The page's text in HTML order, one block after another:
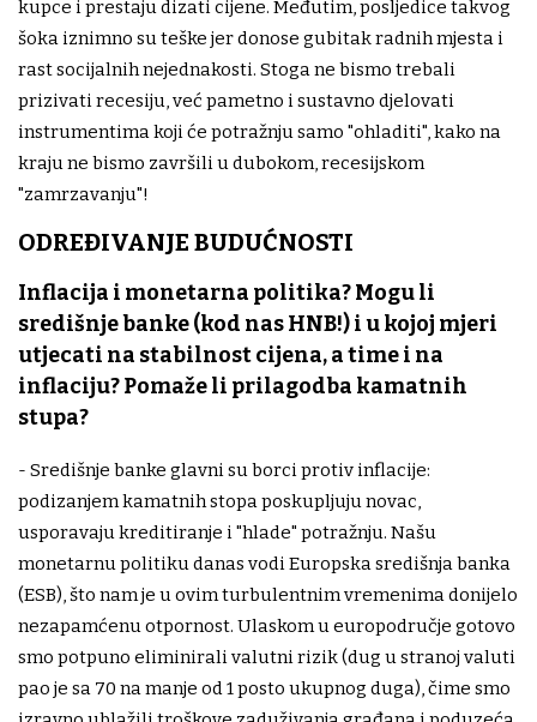
kupce i prestaju dizati cijene. Međutim, posljedice takvog
šoka iznimno su teške jer donose gubitak radnih mjesta i
rast socijalnih nejednakosti. Stoga ne bismo trebali
prizivati recesiju, već pametno i sustavno djelovati
instrumentima koji će potražnju samo "ohladiti", kako na
kraju ne bismo završili u dubokom, recesijskom
"zamrzavanju"!
ODREĐIVANJE BUDUĆNOSTI
Inflacija i monetarna politika? Mogu li
središnje banke (kod nas HNB!) i u kojoj mjeri
utjecati na stabilnost cijena, a time i na
inflaciju? Pomaže li prilagodba kamatnih
stupa?
- Središnje banke glavni su borci protiv inflacije:
podizanjem kamatnih stopa poskupljuju novac,
usporavaju kreditiranje i "hlade" potražnju. Našu
monetarnu politiku danas vodi Europska središnja banka
(ESB), što nam je u ovim turbulentnim vremenima donijelo
nezapamćenu otpornost. Ulaskom u europodručje gotovo
smo potpuno eliminirali valutni rizik (dug u stranoj valuti
pao je sa 70 na manje od 1 posto ukupnog duga), čime smo